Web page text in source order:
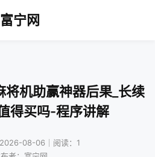
富宁网
将机助赢神器后果_长续
得买吗-程序讲解
08-06｜阅读：1